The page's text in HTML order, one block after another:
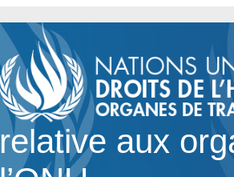
relative aux